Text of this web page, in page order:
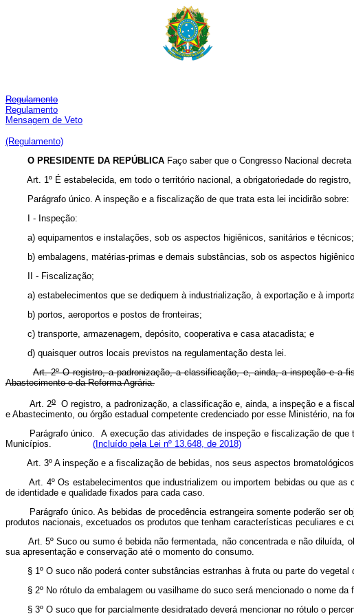
Regulamento
Regulamento
Mensagem de Veto
(Regulamento)
O PRESIDENTE DA REPÚBLICA Faço saber que o Congresso Nacional
Art. 1º É estabelecida, em todo o território nacional, a obrigatoriedade do
Parágrafo único. A inspeção e a fiscalização de que trata esta lei incidirão sobre:
I - Inspeção:
a) equipamentos e instalações, sob os aspectos higiênicos, sanitários e técnicos;
b) embalagens, matérias-primas e demais substâncias, sob os aspectos
II - Fiscalização;
a) estabelecimentos que se dediquem à industrialização, à exportação e à
b) portos, aeroportos e postos de fronteiras;
c) transporte, armazenagem, depósito, cooperativa e casa atacadista; e
d) quaisquer outros locais previstos na regulamentação desta lei.
Art. 2º O registro, a padronização, a classificação, e, ainda, a inspeção e a
Abastecimento e da Reforma Agrária.
Art. 2o
O registro, a padronização, a classificação e, ainda, a inspeção e a
e Abastecimento, ou órgão estadual competente credenciado por esse
Parágrafo único. A execução das atividades de inspeção e fiscalização de que
Municípios.
(Incluído pela Lei nº 13.648, de 2018)
Art. 3º A inspeção e a fiscalização de bebidas, nos seus aspectos
Art. 4º Os estabelecimentos que industrializem ou importem bebidas ou que
de identidade e qualidade fixados para cada caso.
Parágrafo único. As bebidas de procedência estrangeira somente poderão ser
produtos nacionais, excetuados os produtos que tenham características peculiares e
Art. 5º Suco ou sumo é bebida não fermentada, não concentrada e não
sua apresentação e conservação até o momento do consumo.
§ 1º O suco não poderá conter substâncias estranhas à fruta ou parte do vegetal
§ 2º No rótulo da embalagem ou vasilhame do suco será mencionado o nome da
§ 3º O suco que for parcialmente desidratado deverá mencionar no rótulo o